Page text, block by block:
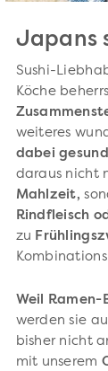
Japans
Sushi-
Köche
weiteres
dabei
daraus nicht
Mahlzeit,
Rindfleisch
zu
Weil
werden sie
bisher nicht
mit unserem